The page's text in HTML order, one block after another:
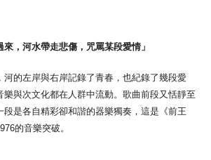
，河水帶走悲傷，咒罵某段愛情」
河的左岸與右岸記錄了青春，也紀錄了幾段愛
樂與次文化都在人群中流動。歌曲前段又恬靜至
段是各自精彩卻和諧的器樂獨奏，這是《前王
的音樂突破。